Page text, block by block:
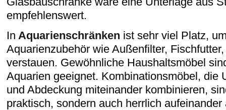
empfehlenswert.
In Aquarienschränken ist sehr viel Platz,
Aquarienzubehör wie Außenfilter,
verstauen. Gewöhnliche Haushaltsmöbel
Aquarien geeignet. Kombinationsmöbel, die
und Abdeckung miteinander kombinieren,
praktisch, sondern auch herrlich aufeinander